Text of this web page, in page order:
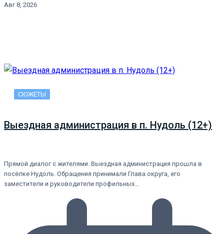
Авг 8, 2026
СЮЖЕТЫ
Выездная администрация в п. Нудоль (12+)
Прямой диалог с жителями. Выездная администрация прошла в
посёлке Нудоль. Обращения принимали Глава округа, его
заместители и руководители профильных…